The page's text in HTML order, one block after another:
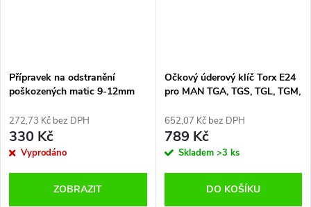
Přípravek na odstranění
poškozených matic 9-12mm
272,73 Kč bez DPH
330 Kč
Vyprodáno
ZOBRAZIT
Očkový úderový klíč Torx E24
pro MAN TGA, TGS, TGL, TGM,
652,07 Kč bez DPH
789 Kč
Skladem >3 ks
DO KOŠÍKU